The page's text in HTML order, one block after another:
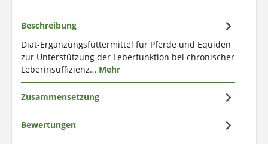
Beschreibung
Diät-Ergänzungsfuttermittel für Pferde und Equiden
zur Unterstützung der Leberfunktion bei chronischer
Leberinsuffizienz… Mehr
Zusammensetzung
Bewertungen